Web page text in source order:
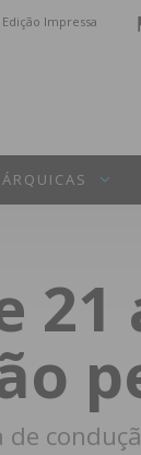
Edição Impressa